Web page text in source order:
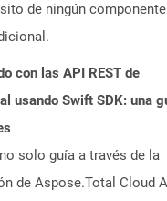
de ningún
con las API REST de
usando Swift SDK: una
no solo guía a través de la
de Aspose.Total Cloud